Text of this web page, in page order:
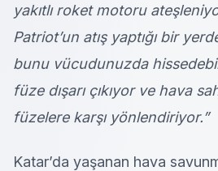
yakıtlı roket motoru
Patriot’un atış yaptığı bir
bunu vücudunuzda
füze dışarı çıkıyor ve hava
füzelere karşı yönlendiriyor.”
Katar’da yaşanan hava